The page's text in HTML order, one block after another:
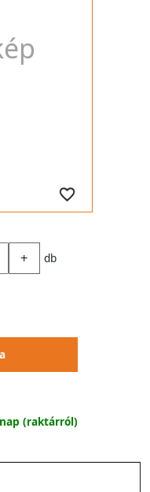
+ db
(raktárról)